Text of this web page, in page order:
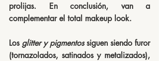
prolijas. En conclusión, van a
complementar el total makeup look.
Los glitter y pigmentos siguen siendo furor
(tornazolados, satinados y metalizados),